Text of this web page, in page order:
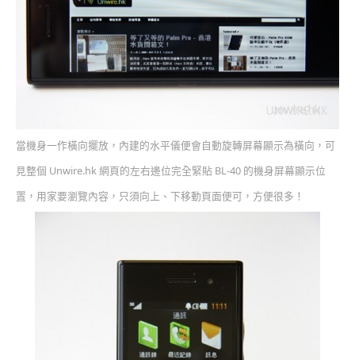
當機身一作橫向擺放，內建的水平儀便會自動旋轉屏幕顯示為橫向，可
見整個 Unwire.hk 網頁的左右邊位完全緊貼 BL-40 的機身屏幕顯示位
置，用家要瀏覽內容，只須向上、下移動頁面便可，方便很多！